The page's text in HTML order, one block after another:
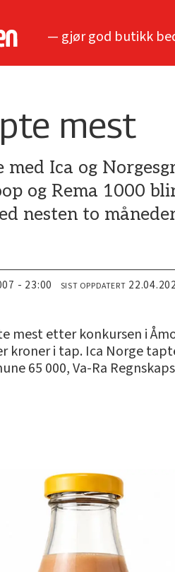
— gjør god butikk
mest
med Ica og
og Rema 1000
nesten to
- 23:00 SIST OPPDATERT
mest etter konkursen i
kroner i tap. Ica Norge
65 000, Va-Ra